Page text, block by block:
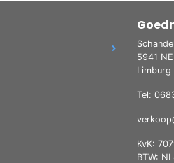
5941 NE
Limburg
Tel:
KvK:
BTW: